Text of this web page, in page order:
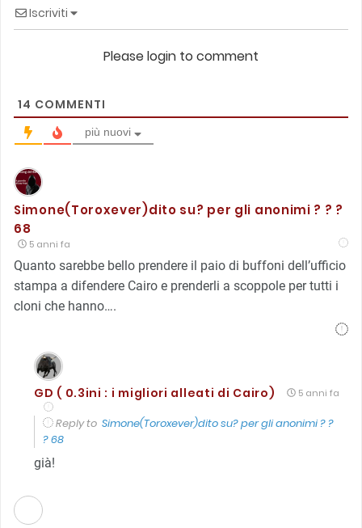
Iscriviti
Please login to comment
14 COMMENTI
più nuovi
Simone(Toroxever)dito su? per gli anonimi ? ? ?
68
5 anni fa
Quanto sarebbe bello prendere il paio di buffoni dell’ufficio
stampa a difendere Cairo e prenderli a scoppole per tutti i
cloni che hanno….
GD ( 0.3ini : i migliori alleati di Cairo) 5 anni fa
Reply to Simone(Toroxever)dito su? per gli anonimi ? ?
? 68
già!